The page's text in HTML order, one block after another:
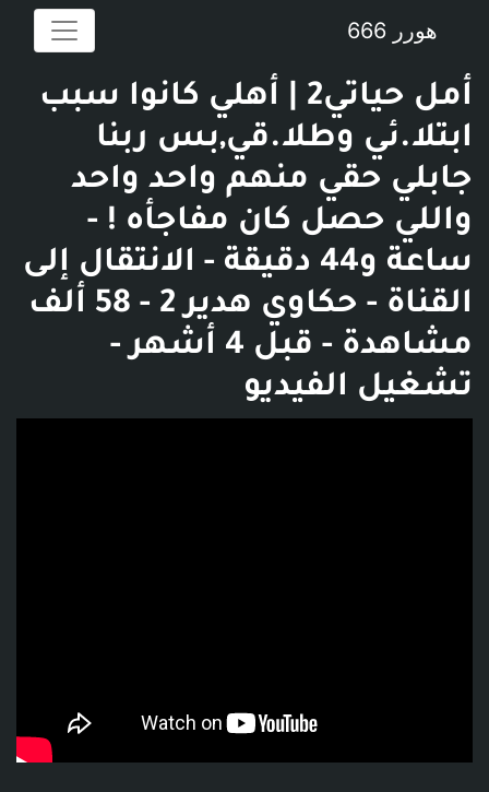
هورر 666
أمل حياتي2 | أهلي كانوا سبب
ابتلا.ئي وطلا.قي,بس ربنا
جابلي حقي منهم واحد واحد
واللي حصل كان مفاجأه ! -
ساعة و44 دقيقة - الانتقال إلى
القناة - حكاوي هدير 2 - 58 ألف
مشاهدة - قبل 4 أشهر -
تشغيل الفيديو